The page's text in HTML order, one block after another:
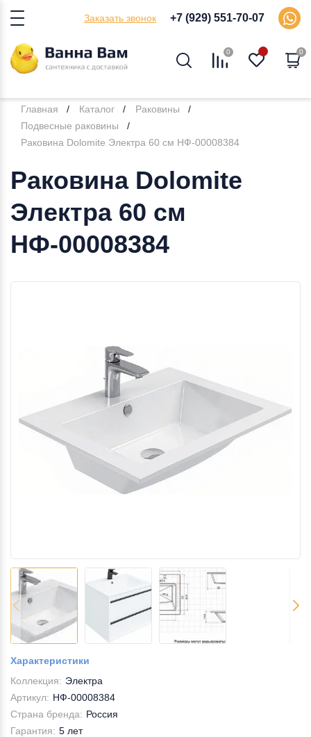
Заказать звонок +7 (929) 551-70-07
0 0
Главная Каталог
Раковины
Подвесные раковины
Раковина Dolomite Электра 60 см НФ-00008384
Раковина Dolomite
Электра 60 см
НФ-00008384
Характеристики
Коллекция: Электра
Артикул: НФ-00008384
Страна бренда: Россия
Гарантия: 5 лет